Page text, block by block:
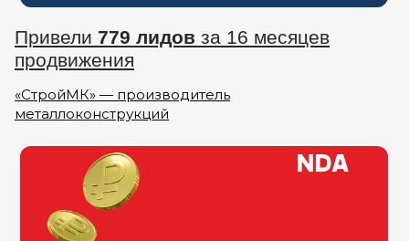
Привели 779 лидов за 16 месяцев
продвижения
«СтройМК» — производитель
металлоконструкций